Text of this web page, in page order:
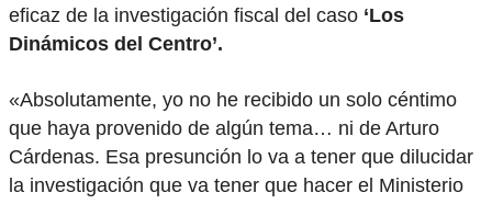
eficaz de la investigación fiscal del caso ‘Los
Dinámicos del Centro’.
«Absolutamente, yo no he recibido un solo céntimo
que haya provenido de algún tema… ni de Arturo
Cárdenas. Esa presunción lo va a tener que dilucidar
la investigación que va tener que hacer el Ministerio